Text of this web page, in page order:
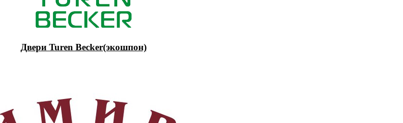
Двери Turen Becker(экошпон)